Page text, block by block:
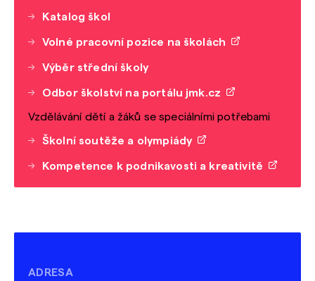
Katalog škol
Volné pracovní pozice na školách
Výběr střední školy
Odbor školství na portálu jmk.cz
Vzdělávání dětí a žáků se speciálními potřebami
Školní soutěže a olympiády
Kompetence k podnikavosti a kreativitě
ADRESA